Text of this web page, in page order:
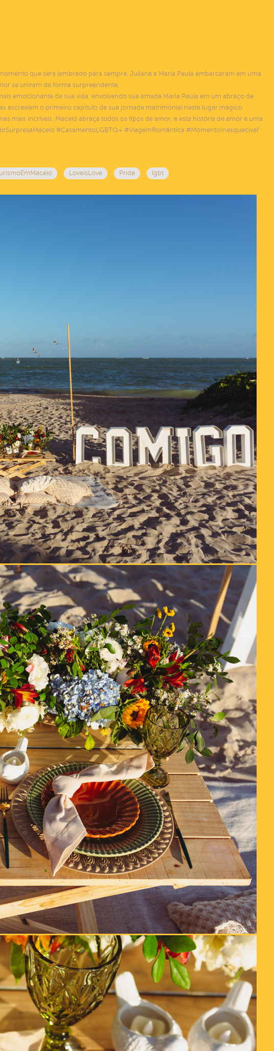
que será lembrado para sempre. Juliana e Maria Paula embarcaram em uma
se uniram de forma surpreendente.
emocionante de sua vida, envolvendo sua amada Maria Paula em um abraço de
escreviam o primeiro capítulo de sua jornada matrimonial neste lugar mágico.
mais incríveis. Maceió abraça todos os tipos de amor, e esta história de amor é uma
#CasamentoLGBTQ+ #ViagemRomântica #MomentoInesquecível"
LoveisLove Pride lgbt